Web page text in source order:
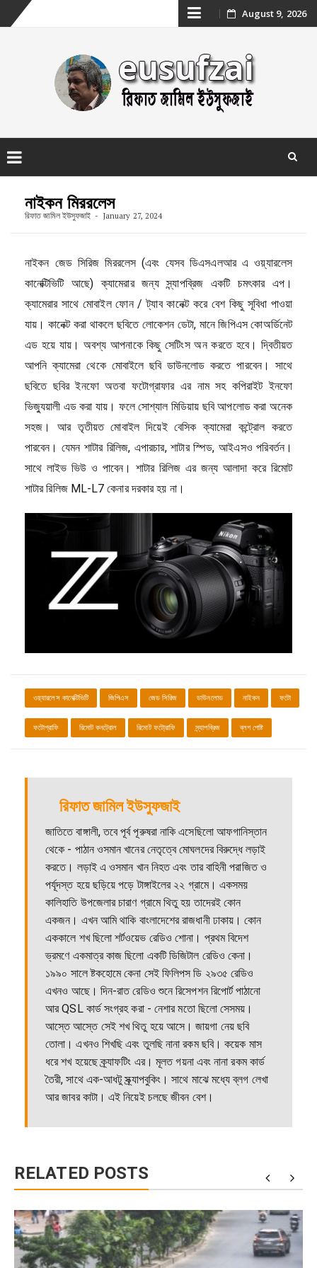
Skip
content
August 9, 2026
content
নাইকন মিররলেস
রিফাত জামিল ইউসুফজাই January 27, 2024
নাইকন জেড সিরিজ মিররলেস (এবং যেসব ডিএসএলআর এ ওয়্যারলেস
কানেক্টিভিটি আছে) ক্যামেরার জন্য স্ন্যাপব্রিজ একটি চমৎকার এপ।
ক্যামেরার সাথে মোবাইল ফোন / ট্যাব কানেক্ট করে বেশ কিছু সূবিধা পাওয়া
যায়। কানেক্ট করা থাকলে ছবিতে লোকেশন ডেটা, মানে জিপিএস কোঅর্ডিনেট
এড হয়ে যায়। অবশ্য আপনাকে কিছু সেটিংস অন করতে হবে। দ্বিতীয়ত
আপনি ক্যামেরা থেকে মোবাইলে ছবি ডাউনলোড করতে পারবেন। সাথে
ছবিতে ছবির ইনফো অতবা ফটোগ্রাফার এর নাম সহ কপিরাইট ইনফো
ভিজ্যুয়ালী এড করা যায়। ফলে সোশ্যাল মিডিয়ায় ছবি আপলোড করা অনেক
সহজ। আর তৃতীয়ত মোবাইল দিয়েই বেসিক ক্যামেরা কন্ট্রোল করতে
পারবেন। যেমন শাটার রিলিজ, এপারচার, শাটার স্পিড, আইএসও পরিবর্তন।
সাথে লাইভ ভিউ ও পাবেন। শাটার রিলিজ এর জন্য আলাদা করে রিমোট
শাটার রিলিজ ML-L7 কেনার দরকার হয় না।
ওয়্যারলেস কানেক্টিভিটি জিপিএস জেড সিরিজ ডাউনলোড নাইকন ফটো
ফটোগ্রাফি রিমোট কনট্রোল রিমোট ফটো্রাফি স্ন্যাপব্রিজ ব্লগ পোষ্ট
রিফাত জামিল ইউসুফজাই
জাতিতে বাঙ্গালী, তবে পূর্ব পূরুষরা নাকি এসেছিলো আফগানিস্তান
থেকে - পাঠান ওসমান খানের নেতৃত্বে মোঘলদের বিরুদ্ধে লড়াই
করতে। লড়াই এ ওসমান খান নিহত এবং তার বাহিনী পরাজিত ও
পর্যূদস্ত হয়ে ছড়িয়ে পড়ে টাঙ্গাইলের ২২ গ্রামে। একসময়
কালিহাতি উপজেলার চারাণ গ্রামে থিতু হয় তাদেরই কোন
একজন। এখন আমি থাকি বাংলাদেশের রাজধানী ঢাকায়। কোন
এককালে শখ ছিলো শর্টওয়েভ রেডিও শোনা। প্রথম বিদেশ
ভ্রমণে একমাত্র কাজ ছিলো একটি ডিজিটাল রেডিও কেনা।
১৯৯০ সালে ষ্টকহোমে কেনা সেই ফিলিপস ডি ২৯৩৫ রেডিও
এখনও আছে। দিন-রাত রেডিও শুনে রিসেপশন রিপোর্ট পাঠানো
আর QSL কার্ড সংগ্রহ করা - নেশার মতো ছিলো সেসময়।
আস্তে আস্তে সেই শখ থিতু হয়ে আসে। জায়গা নেয় ছবি
তোলা। এখনও শিখছি এবং তুলছি নানা রকম ছবি। কয়েক মাস
ধরে শখ হয়েছে ক্র্যাফটিং এর। মূলত গয়না এবং নানা রকম কার্ড
তৈরী, সাথে এক-আধটু স্ক্র্যাপবুকিং। সাথে মাঝে মধ্যে ব্লগ লেখা
আর জাবর কাটা। এই নিয়েই চলছে জীবন বেশ।
RELATED POSTS